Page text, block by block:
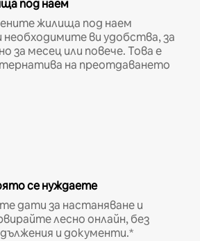
под наем
жилища под наем
необходимите ви удобства, за
за месец или повече. Това е
на преотдаването
се нуждаете
дати за настаняване и
лесно онлайн, без
и документи.*